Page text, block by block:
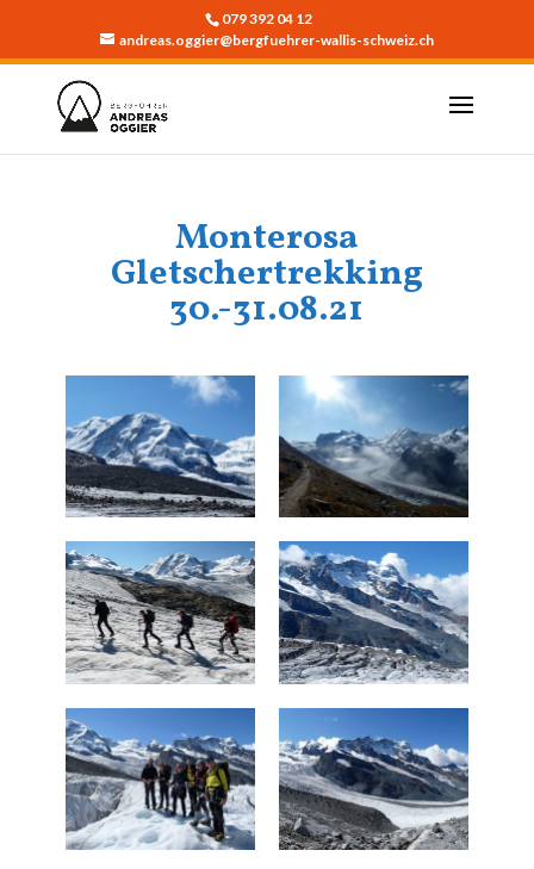
079 392 04 12
andreas.oggier@bergfuehrer-wallis-schweiz.ch
Monterosa
Gletschertrekking
30.-31.08.21